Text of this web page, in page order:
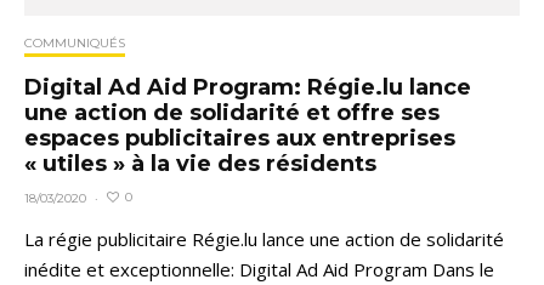
COMMUNIQUÉS
Digital Ad Aid Program: Régie.lu lance
une action de solidarité et offre ses
espaces publicitaires aux entreprises
« utiles » à la vie des résidents
18/03/2020 · 0
La régie publicitaire Régie.lu lance une action de solidarité
inédite et exceptionnelle: Digital Ad Aid Program Dans le